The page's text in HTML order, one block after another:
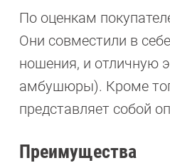
По оценкам
Они совместили в
ношения, и отличную
амбушюры). Кроме
представляет собой
Преимущества